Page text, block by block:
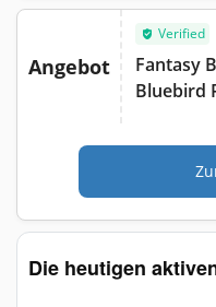
Angebot
Verified
Fantasy
Bluebird
Die heutigen